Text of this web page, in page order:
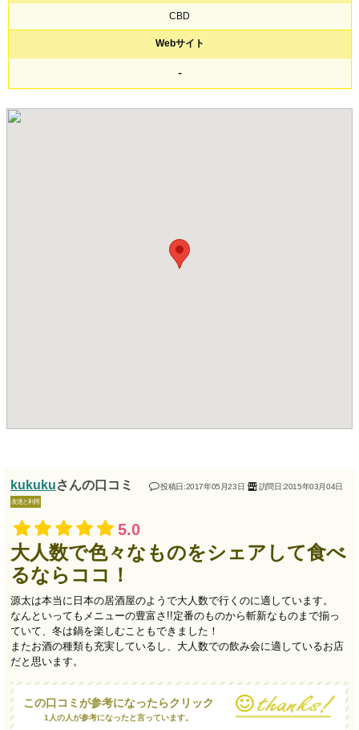
CBD
Webサイト
-
kukukuさんの口コミ 投稿日:2017年05月23日 訪問日:2015年03月04日
友達と利用
5.0
大人数で色々なものをシェアして食べ
るならココ！
源太は本当に日本の居酒屋のようで大人数で行くのに適しています。
なんといってもメニューの豊富さ!!定番のものから斬新なものまで揃っ
ていて、冬は鍋を楽しむこともできました！
またお酒の種類も充実しているし、大人数での飲み会に適しているお店
だと思います。
この口コミが参考になったらクリック
1人の人が参考になったと言っています。